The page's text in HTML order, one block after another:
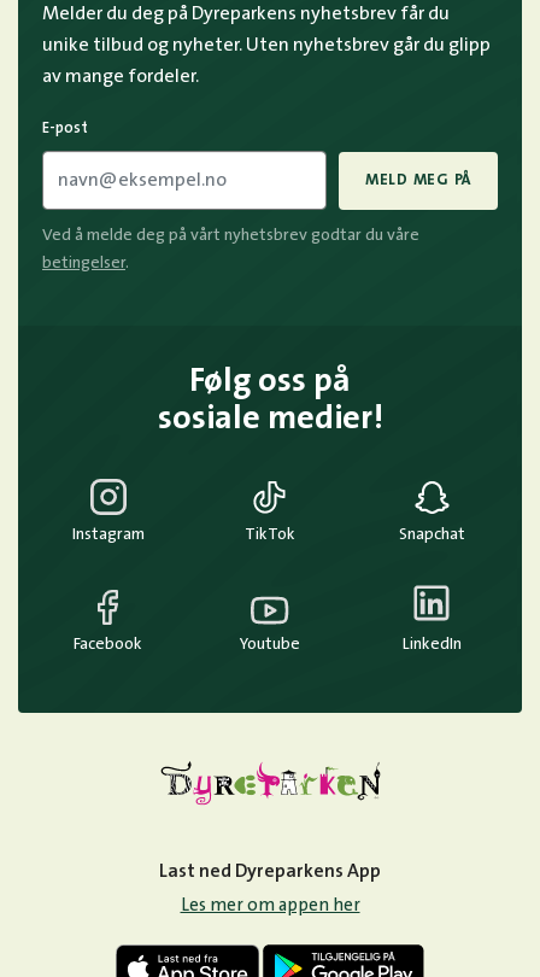
Melder du deg på Dyreparkens nyhetsbrev får du
unike tilbud og nyheter. Uten nyhetsbrev går du glipp
av mange fordeler.
E-post
MELD MEG PÅ
Ved å melde deg på vårt nyhetsbrev godtar du våre
betingelser.
Følg oss på
sosiale medier!
Instagram TikTok Snapchat
Facebook Youtube LinkedIn
Last ned Dyreparkens App
Les mer om appen her